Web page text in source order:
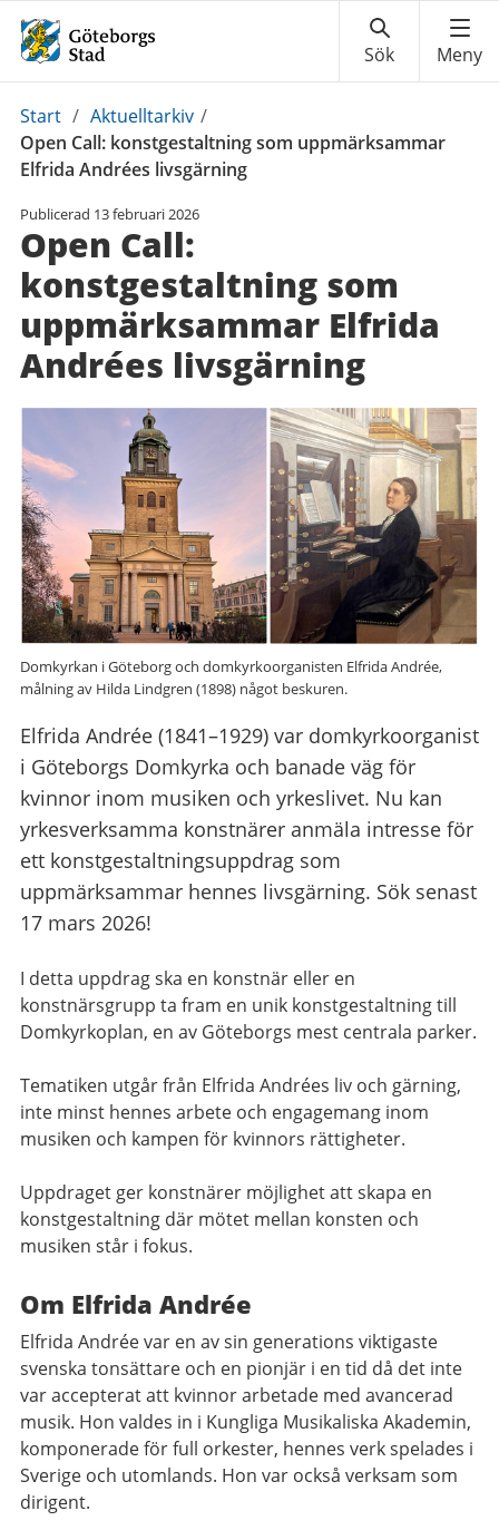
Du
är
här:
Start / Aktuelltarkiv /
Open Call: konstgestaltning som uppmärksammar
Elfrida Andrées livsgärning
Publicerad 13 februari 2026
Open Call:
konstgestaltning som
uppmärksammar Elfrida
Andrées livsgärning
Domkyrkan i Göteborg och domkyrkoorganisten Elfrida Andrée,
målning av Hilda Lindgren (1898) något beskuren.
Elfrida Andrée (1841–1929) var domkyrkoorganist
i Göteborgs Domkyrka och banade väg för
kvinnor inom musiken och yrkeslivet. Nu kan
yrkesverksamma konstnärer anmäla intresse för
ett konstgestaltningsuppdrag som
uppmärksammar hennes livsgärning. Sök senast
17 mars 2026!
I detta uppdrag ska en konstnär eller en
konstnärsgrupp ta fram en unik konstgestaltning till
Domkyrkoplan, en av Göteborgs mest centrala parker.
Tematiken utgår från Elfrida Andrées liv och gärning,
inte minst hennes arbete och engagemang inom
musiken och kampen för kvinnors rättigheter.
Uppdraget ger konstnärer möjlighet att skapa en
konstgestaltning där mötet mellan konsten och
musiken står i fokus.
Om Elfrida Andrée
Elfrida Andrée var en av sin generations viktigaste
svenska tonsättare och en pionjär i en tid då det inte
var accepterat att kvinnor arbetade med avancerad
musik. Hon valdes in i Kungliga Musikaliska Akademin,
komponerade för full orkester, hennes verk spelades i
Sverige och utomlands. Hon var också verksam som
dirigent.